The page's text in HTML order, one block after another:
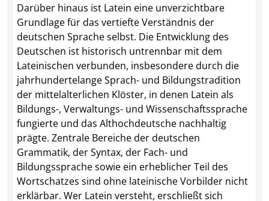
Darüber hinaus ist Latein eine unverzichtbare
Grundlage für das vertiefte Verständnis der
deutschen Sprache selbst. Die Entwicklung des
Deutschen ist historisch untrennbar mit dem
Lateinischen verbunden, insbesondere durch die
jahrhundertelange Sprach- und Bildungstradition
der mittelalterlichen Klöster, in denen Latein als
Bildungs-, Verwaltungs- und Wissenschaftssprache
fungierte und das Althochdeutsche nachhaltig
prägte. Zentrale Bereiche der deutschen
Grammatik, der Syntax, der Fach- und
Bildungssprache sowie ein erheblicher Teil des
Wortschatzes sind ohne lateinische Vorbilder nicht
erklärbar. Wer Latein versteht, erschließt sich